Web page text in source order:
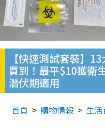
【快速測試套裝】
買到！最平$10獲衛
潛伏期適用
首頁 購物情報 生活